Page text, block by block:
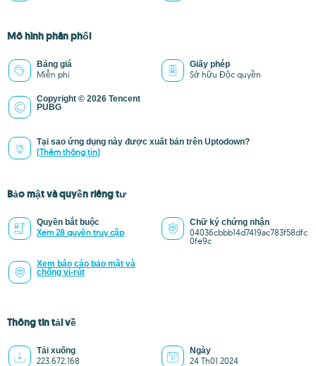
Mô hình phân phối
Bảng giá
Miễn phí
Giấy phép
Sở hữu Độc quyền
Copyright © 2026 Tencent
PUBG
Tại sao ứng dụng này được xuất bản trên Uptodown?
(Thêm thông tin)
Bảo mật và quyền riêng tư
Quyền bắt buộc
Xem 28 quyền truy cập
Chữ ký chứng nhận
04036cbbb14d7419ac783f58dfc
0fe9c
Xem báo cáo bảo mật và
chống vi-rút
Thông tin tải về
Tải xuống
223.672.168
Ngày
24 Th01 2024